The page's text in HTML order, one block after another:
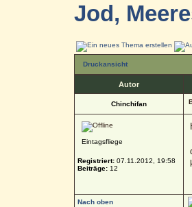
Jod,
Druckansicht
Autor
Chinchifan
Eintagsfliege
Registriert:07.11.2012, 19:58
Beiträge:12
Nach oben